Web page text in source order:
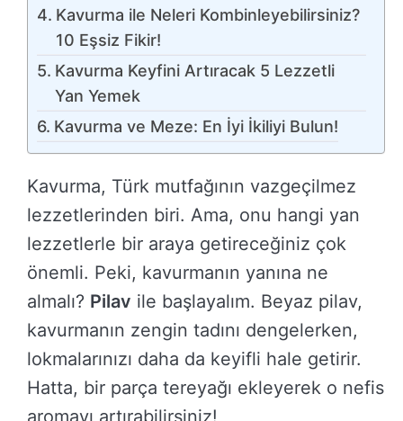
Kavurma ile Neleri Kombinleyebilirsiniz?
10 Eşsiz Fikir!
Kavurma Keyfini Artıracak 5 Lezzetli
Yan Yemek
Kavurma ve Meze: En İyi İkiliyi Bulun!
Kavurma, Türk mutfağının vazgeçilmez
lezzetlerinden biri. Ama, onu hangi yan
lezzetlerle bir araya getireceğiniz çok
önemli. Peki, kavurmanın yanına ne
almalı? Pilav ile başlayalım. Beyaz pilav,
kavurmanın zengin tadını dengelerken,
lokmalarınızı daha da keyifli hale getirir.
Hatta, bir parça tereyağı ekleyerek o nefis
aromayı artırabilirsiniz!